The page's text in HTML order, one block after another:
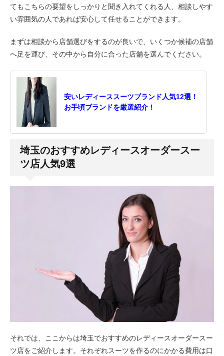
てもこちらの要望をしっかりと聞き入れてくれる人、相談しやす
い雰囲気の人であれば安心して任せることができます。
まずは相談から店舗選びをするのが良いで、いくつか候補の店舗
へ足を運び、その中から自分に合った店舗を選んでください。
安いレディーススーツブランド人気12選！
お手頃ブランドを厳選紹介！
埼玉のおすすめレディースオーダースー
ツ店人気9選
それでは、ここからは埼玉でおすすめのレディースオーダースー
ツ店をご紹介します。それぞれスーツを作るのにかかる費用は口